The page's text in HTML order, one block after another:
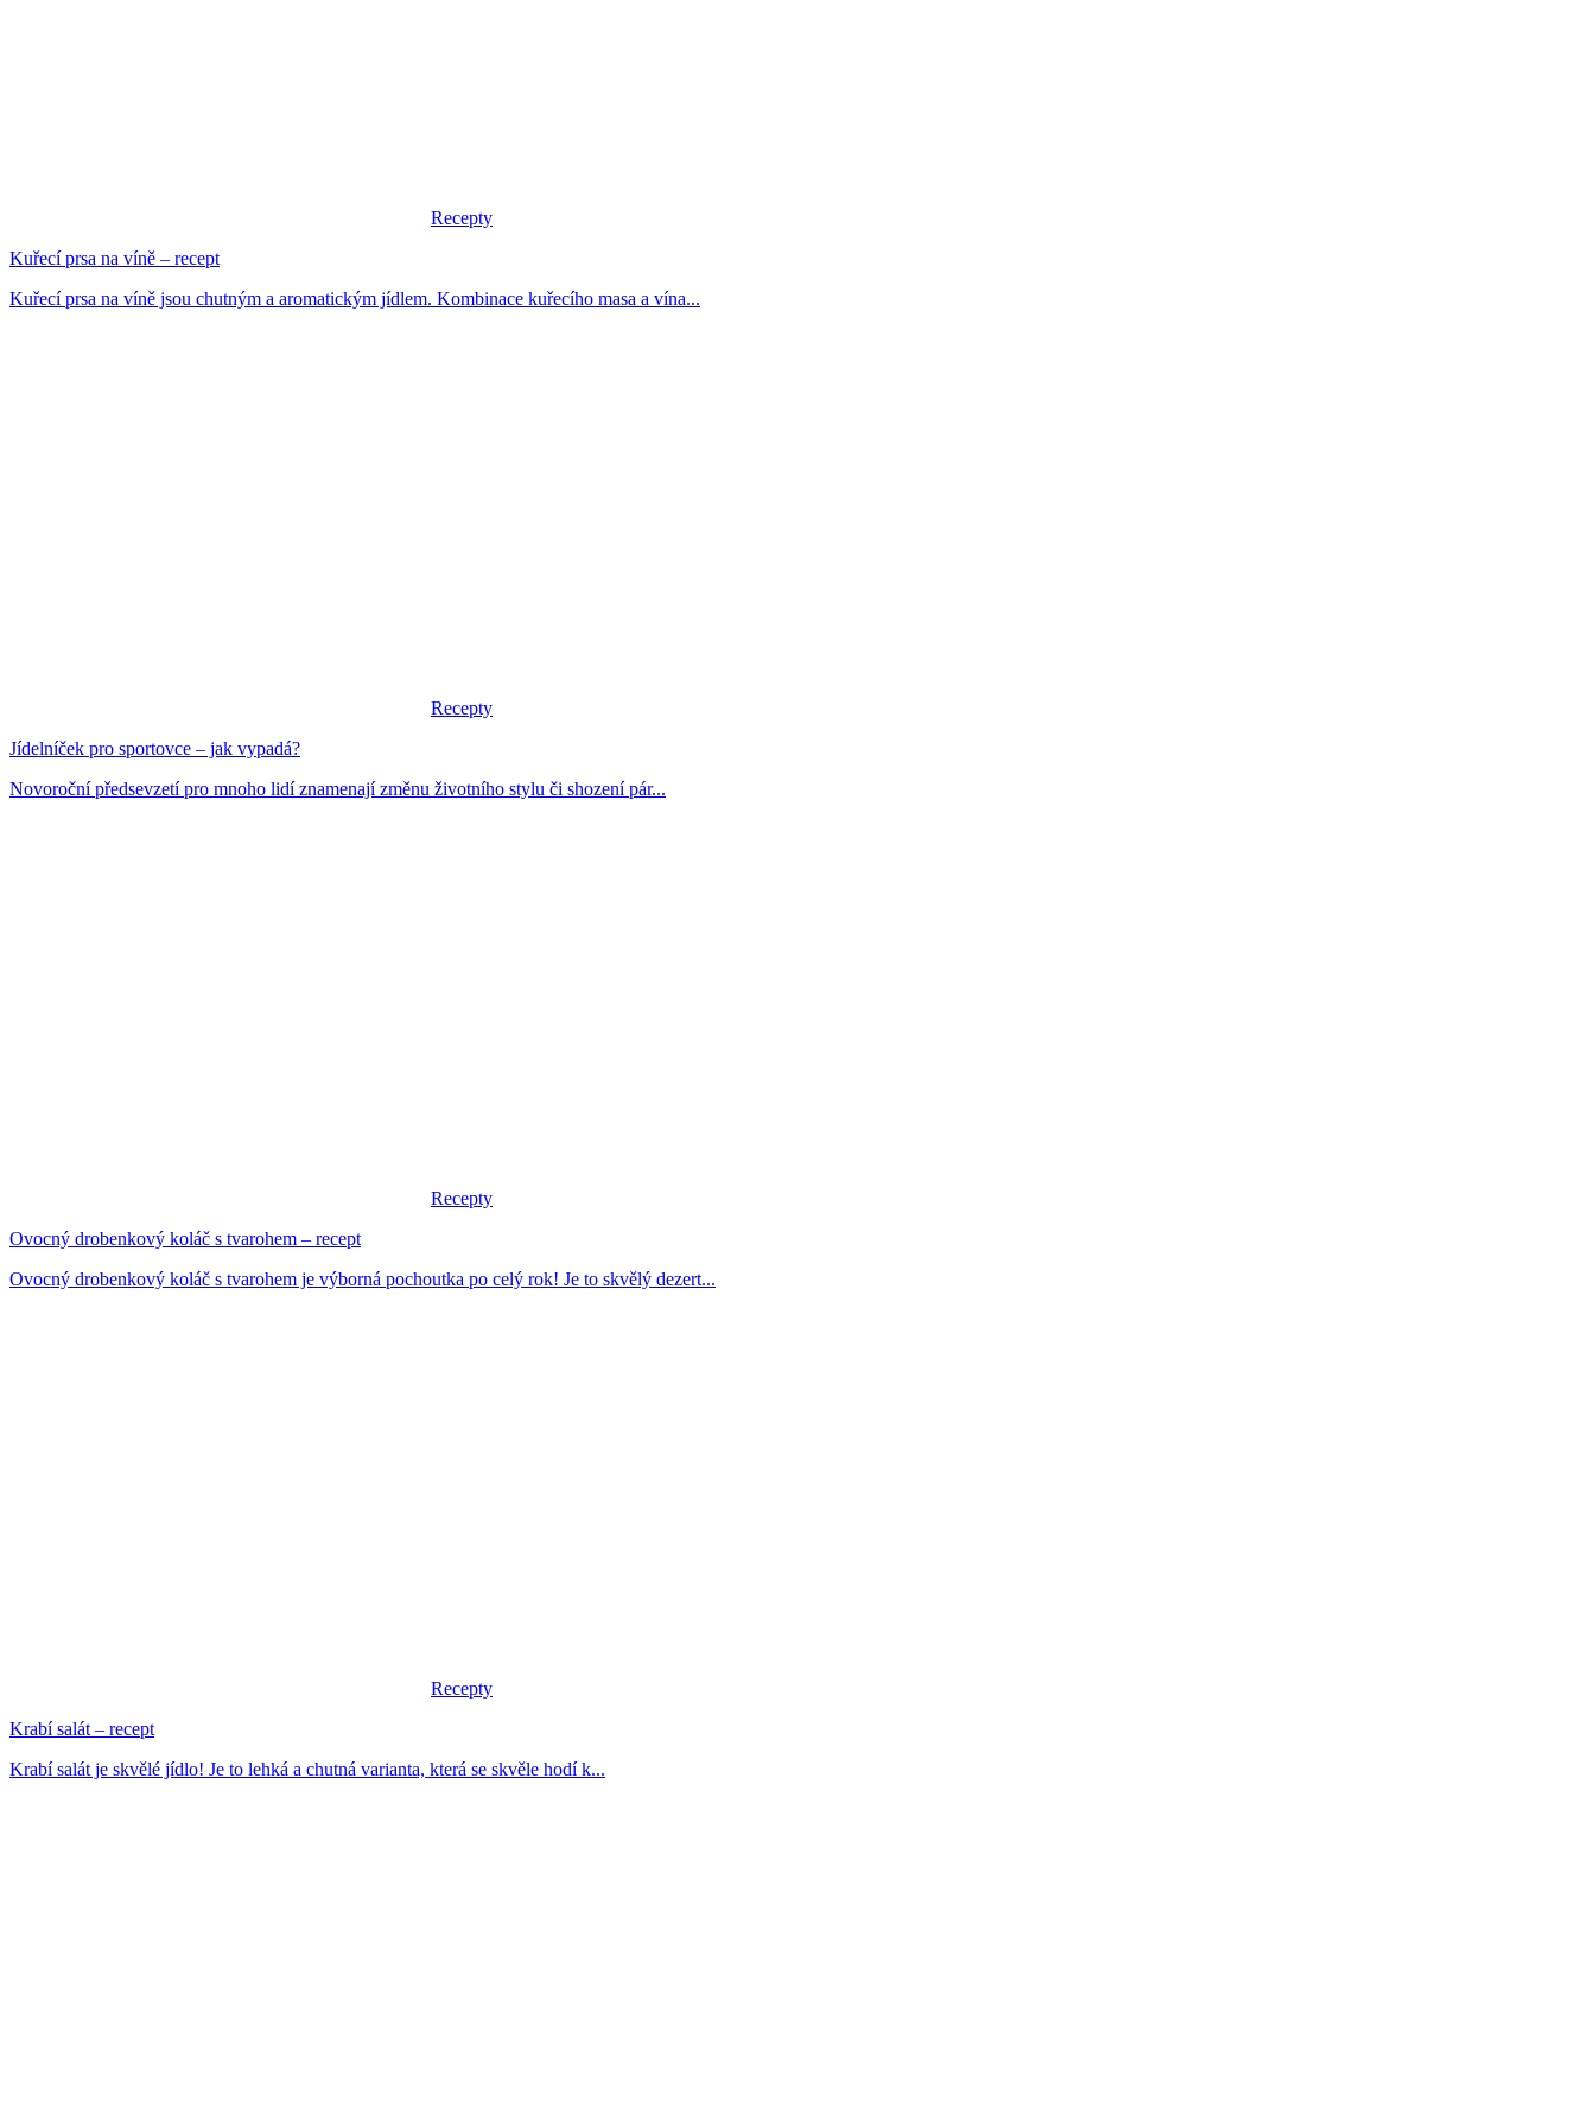
Recepty
Kuřecí prsa na víně – recept
Kuřecí prsa na víně jsou chutným a aromatickým jídlem. Kombinace kuřecího masa a vína...
Recepty
Jídelníček pro sportovce – jak vypadá?
Novoroční předsevzetí pro mnoho lidí znamenají změnu životního stylu či shození pár...
Recepty
Ovocný drobenkový koláč s tvarohem – recept
Ovocný drobenkový koláč s tvarohem je výborná pochoutka po celý rok! Je to skvělý dezert...
Recepty
Krabí salát – recept
Krabí salát je skvělé jídlo! Je to lehká a chutná varianta, která se skvěle hodí k...